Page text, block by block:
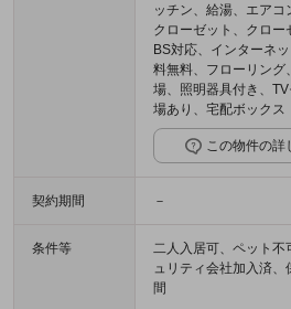
ッチン、給湯、エア
クローゼット、クロー
BS対応、インターネ
料無料、フローリング
場、照明器具付き、
場あり、宅配ボックス
この物件の詳
契約期間 －
条件等
二人入居可、ペット不
ュリティ会社加入済
間